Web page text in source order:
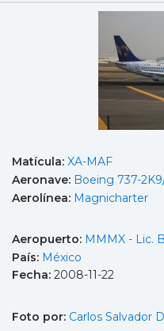
Matícula: XA-MAF
Aeronave: Boeing 737-
Aerolínea: Magnicharter
Aeropuerto: MMMX - Lic.
País: México
Fecha: 2008-11-22
Foto por: Carlos Salvador